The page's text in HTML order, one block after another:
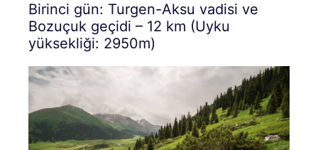
Birinci gün: Turgen-Aksu vadisi ve
Bozuçuk geçidi – 12 km (Uyku
yüksekliği: 2950m)